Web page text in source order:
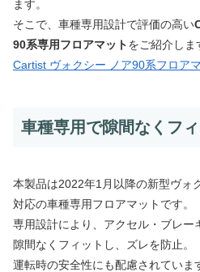
ます。
そこで、車種専用設計で評価の高い
90系専用フロアマットをご紹介しま
Cartist ヴォクシー ノア90系フロア
車種専用で隙間なくフ
本製品は2022年1月以降の新型ヴォ
対応の車種専用フロアマットです。
専用設計により、アクセル・ブレー
隙間なくフィットし、ズレを防止。
運転時の安全性にも配慮されていま